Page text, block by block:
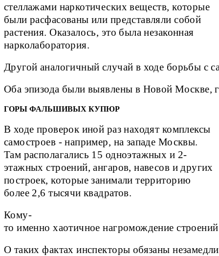
стеллажами наркотических веществ, которые
были расфасованы или представляли собой
растения. Оказалось, это была незаконная
нарколаборатория.
Другой аналогичный случай в ходе борьбы с
Оба эпизода были выявлены в Новой Москве,
ГОРЫ ФАЛЬШИВЫХ КУПЮР
В ходе проверок иной раз находят комплексы
самостроев - например, на западе Москвы.
Там располагались 15 одноэтажных и 2-
этажных строений, ангаров, навесов и других
построек, которые занимали территорию
более 2,6 тысячи квадратов.
Кому-
то именно хаотичное нагромождение
О таких фактах инспекторы обязаны